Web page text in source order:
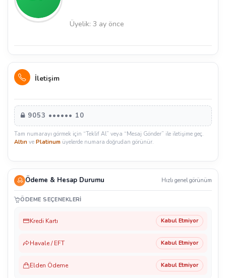
Üyelik: 3 ay önce
İletişim
9053 •••••• 10
Tam numarayı görmek için “Teklif Al” veya “Mesaj Gönder” ile iletişime geç.
Altın ve Platinum üyelerde numara doğrudan görünür.
Ödeme & Hesap Durumu Hızlı genel görünüm
ÖDEME SEÇENEKLERI
Kredi Kartı Kabul Etmiyor
Havale / EFT Kabul Etmiyor
Elden Ödeme Kabul Etmiyor